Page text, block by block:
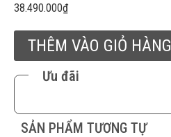
38.490.000₫
THÊM VÀO GIỎ HÀNG
Ưu đãi
SẢN PHẨM TƯƠNG TỰ